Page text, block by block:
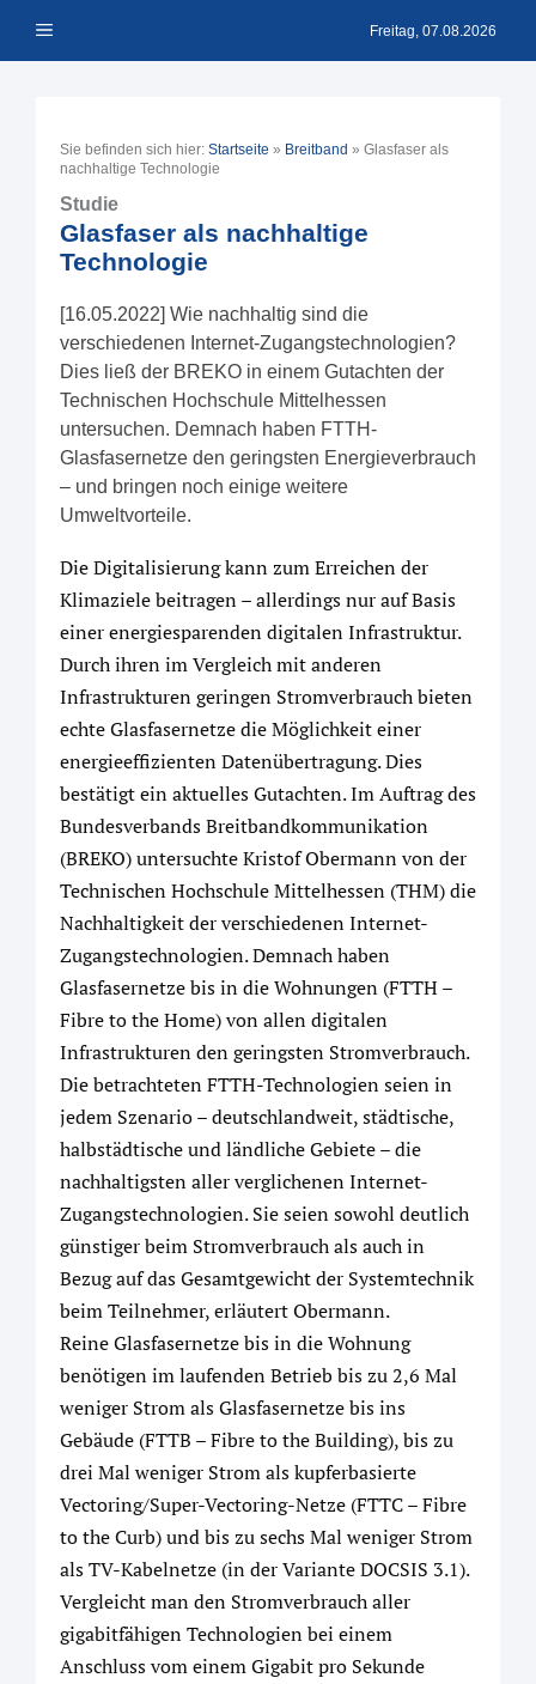
Inhalt Menü Freitag, 07.08.2026
Sie befinden sich hier: Startseite » Breitband » Glasfaser als
nachhaltige Technologie
Studie
Glasfaser als nachhaltige
Technologie
[16.05.2022] Wie nachhaltig sind die
verschiedenen Internet-Zugangstechnologien?
Dies ließ der BREKO in einem Gutachten der
Technischen Hochschule Mittelhessen
untersuchen. Demnach haben FTTH-
Glasfasernetze den geringsten Energieverbrauch
– und bringen noch einige weitere
Umweltvorteile.
Die Digitalisierung kann zum Erreichen der
Klimaziele beitragen – allerdings nur auf Basis
einer energiesparenden digitalen Infrastruktur.
Durch ihren im Vergleich mit anderen
Infrastrukturen geringen Stromverbrauch bieten
echte Glasfasernetze die Möglichkeit einer
energieeffizienten Datenübertragung. Dies
bestätigt ein aktuelles Gutachten. Im Auftrag des
Bundesverbands Breitbandkommunikation
(BREKO) untersuchte Kristof Obermann von der
Technischen Hochschule Mittelhessen (THM) die
Nachhaltigkeit der verschiedenen Internet-
Zugangstechnologien. Demnach haben
Glasfasernetze bis in die Wohnungen (FTTH –
Fibre to the Home) von allen digitalen
Infrastrukturen den geringsten Stromverbrauch.
Die betrachteten FTTH-Technologien seien in
jedem Szenario – deutschlandweit, städtische,
halbstädtische und ländliche Gebiete – die
nachhaltigsten aller verglichenen Internet-
Zugangstechnologien. Sie seien sowohl deutlich
günstiger beim Stromverbrauch als auch in
Bezug auf das Gesamtgewicht der Systemtechnik
beim Teilnehmer, erläutert Obermann.
Reine Glasfasernetze bis in die Wohnung
benötigen im laufenden Betrieb bis zu 2,6 Mal
weniger Strom als Glasfasernetze bis ins
Gebäude (FTTB – Fibre to the Building), bis zu
drei Mal weniger Strom als kupferbasierte
Vectoring/Super-Vectoring-Netze (FTTC – Fibre
to the Curb) und bis zu sechs Mal weniger Strom
als TV-Kabelnetze (in der Variante DOCSIS 3.1).
Vergleicht man den Stromverbrauch aller
gigabitfähigen Technologien bei einem
Anschluss vom einem Gigabit pro Sekunde